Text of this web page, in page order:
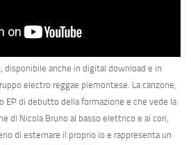
disponibile anche in digital download e in
electro reggae piemontese. La canzone,
EP di debutto dellaformazione e che vede la
di Nicola Bruno al basso elettrico e ai cori,
di esternare il proprio io e rappresenta un